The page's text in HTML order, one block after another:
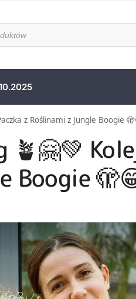
z Roślinami z Jungle Boogie
🪴🤗💚
Boogie